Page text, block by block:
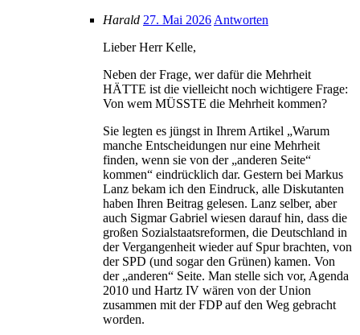
Harald 27. Mai 2026 Antworten
Lieber Herr Kelle,
Neben der Frage, wer dafür die Mehrheit
HÄTTE ist die vielleicht noch wichtigere Frage:
Von wem MÜSSTE die Mehrheit kommen?
Sie legten es jüngst in Ihrem Artikel „Warum
manche Entscheidungen nur eine Mehrheit
finden, wenn sie von der „anderen Seite“
kommen“ eindrücklich dar. Gestern bei Markus
Lanz bekam ich den Eindruck, alle Diskutanten
haben Ihren Beitrag gelesen. Lanz selber, aber
auch Sigmar Gabriel wiesen darauf hin, dass die
großen Sozialstaatsreformen, die Deutschland in
der Vergangenheit wieder auf Spur brachten, von
der SPD (und sogar den Grünen) kamen. Von
der „anderen“ Seite. Man stelle sich vor, Agenda
2010 und Hartz IV wären von der Union
zusammen mit der FDP auf den Weg gebracht
worden.